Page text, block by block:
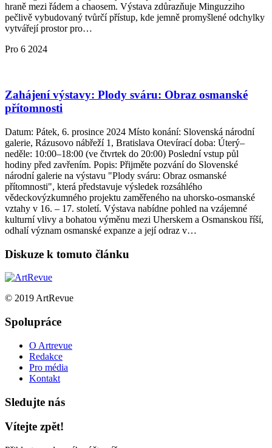
hraně mezi řádem a chaosem. Výstava zdůrazňuje Minguzziho
pečlivě vybudovaný tvůrčí přístup, kde jemně promyšlené odchylky
vytvářejí prostor pro…
Pro 6 2024
Zahájení výstavy: Plody sváru: Obraz osmanské
přítomnosti
Datum: Pátek, 6. prosince 2024 Místo konání: Slovenská národní
galerie, Rázusovo nábřeží 1, Bratislava Otevírací doba: Úterý–
neděle: 10:00–18:00 (ve čtvrtek do 20:00) Poslední vstup půl
hodiny před zavřením. Popis: Přijměte pozvání do Slovenské
národní galerie na výstavu "Plody sváru: Obraz osmanské
přítomnosti", která představuje výsledek rozsáhlého
vědeckovýzkumného projektu zaměřeného na uhorsko-osmanské
vztahy v 16. – 17. století. Výstava nabídne pohled na vzájemné
kulturní vlivy a bohatou výměnu mezi Uherskem a Osmanskou říší,
odhalí význam osmanské expanze a její odraz v…
Diskuze k tomuto článku
© 2019 ArtRevue
Spolupráce
O Artrevue
Redakce
Pro média
Kontakt
Sledujte nás
Vítejte zpět!